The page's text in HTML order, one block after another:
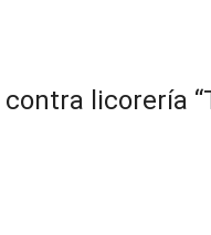
licorería